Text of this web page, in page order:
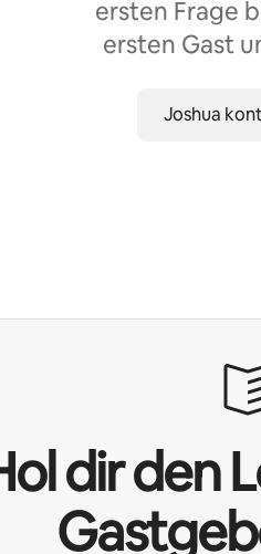
ersten Frage
ersten Gast
Joshua
dir den